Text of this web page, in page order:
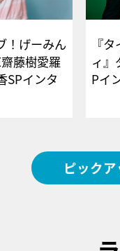
！げーみん
藤樹愛羅
SPインタ
『
ィ』
P
ピック